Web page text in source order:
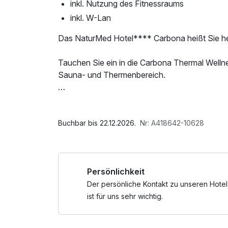
inkl. Nutzung des Fitnessraums
inkl. W-Lan
Das NaturMed Hotel**** Carbona heißt Sie
Tauchen Sie ein in die Carbona Thermal
Sauna- und Thermenbereich.
zwei Meter dicke Dampfschicht. Ähnlich wie
1 x Welcome Drink, Saunabenutzung,
Buchbar bis 22.12.2026. Nr: A418642-10628
Persönlichkeit
Der persönliche Kontakt zu unseren
ist für uns sehr wichtig.